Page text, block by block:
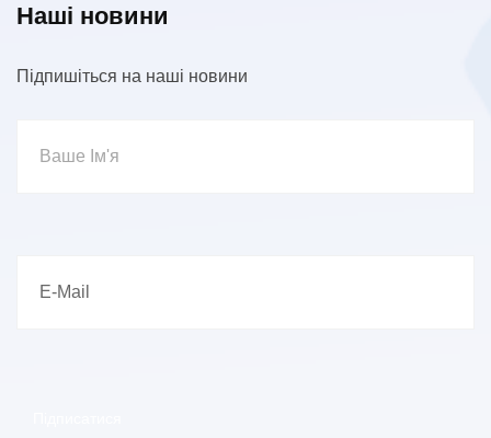
Наші новини
Підпишіться на наші новини